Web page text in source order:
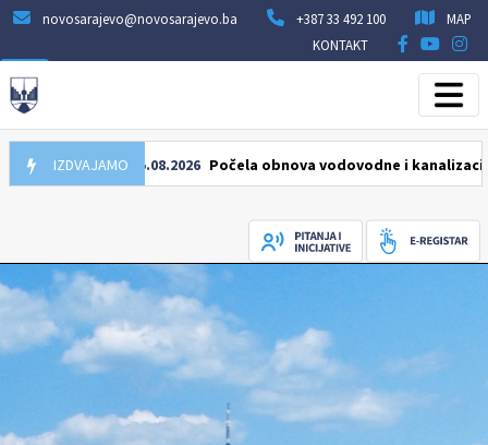
novosarajevo@novosarajevo.ba +387 33 492 100
MAP
KONTAKT
IZDVAJAMO
05.08.2026 Počela obnova vodovodne i kanalizacione